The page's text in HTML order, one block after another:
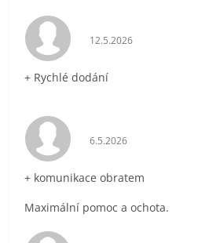
Hodnocení obchodu je
12.5.2026
+ Rychlé dodání
Hodnocení obchodu je
6.5.2026
+ komunikace obratem
Maximální pomoc a ochota.